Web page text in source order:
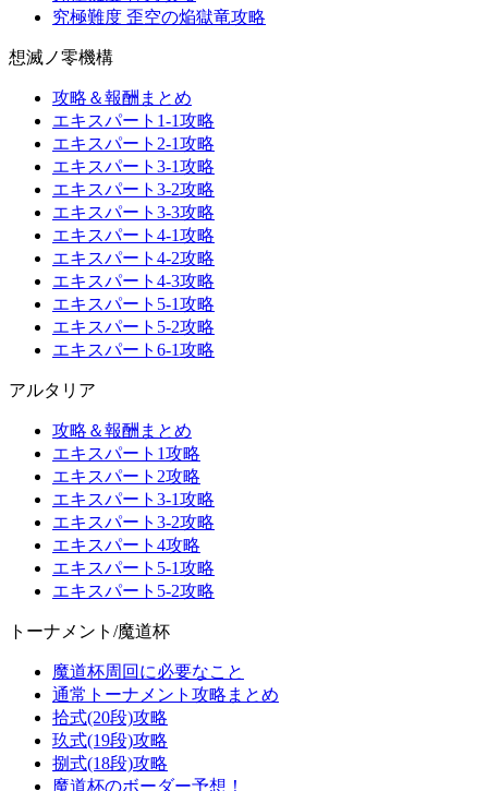
究極難度 歪空の焔獄竜攻略
想滅ノ零機構
攻略＆報酬まとめ
エキスパート1-1攻略
エキスパート2-1攻略
エキスパート3-1攻略
エキスパート3-2攻略
エキスパート3-3攻略
エキスパート4-1攻略
エキスパート4-2攻略
エキスパート4-3攻略
エキスパート5-1攻略
エキスパート5-2攻略
エキスパート6-1攻略
アルタリア
攻略＆報酬まとめ
エキスパート1攻略
エキスパート2攻略
エキスパート3-1攻略
エキスパート3-2攻略
エキスパート4攻略
エキスパート5-1攻略
エキスパート5-2攻略
トーナメント/魔道杯
魔道杯周回に必要なこと
通常トーナメント攻略まとめ
拾式(20段)攻略
玖式(19段)攻略
捌式(18段)攻略
魔道杯のボーダー予想！